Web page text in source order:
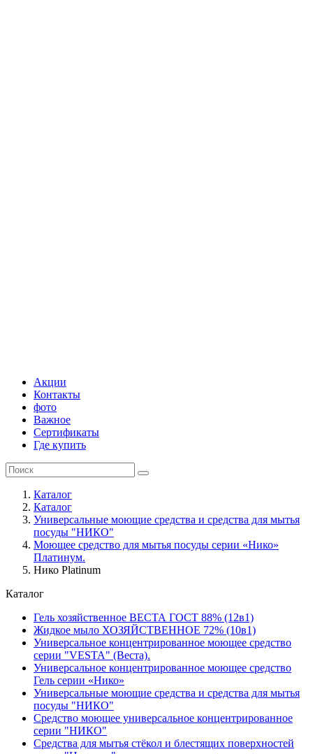
Акции
Контакты
фото
Важное
Сертификаты
Где купить
Каталог
Каталог
Универсальные моющие средства и средства для мытья
посуды "НИКО"
Моющее средство для мытья посуды серии «Нико»
Платинум.
Нико Platinum
Каталог
Гель хозяйственное ВЕСТА ГОСТ 88% (12в1)
Жидкое мыло ХОЗЯЙСТВЕННОЕ 72% (10в1)
Универсальное концентрированное моющее средство
серии "VESTA" (Веста).
Универсальное концентрированное моющее средство
Гель серии «Нико»
Универсальные моющие средства и средства для мытья
посуды "НИКО"
Средство моющее универсальное концентрированное
серии "НИКО"
Средства для мытья стёкол и блестящих поверхностей